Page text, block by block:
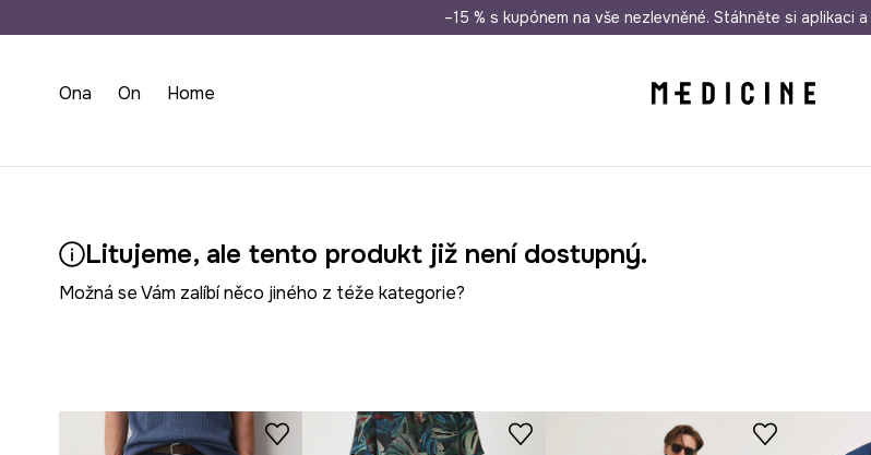
Doprava zdarma při nákupu nad 1 200 Kč Odeslání i do 24
–15 % s kupónem na vše nezlevněné. Stáhněte si aplikaci
Ona On Home
Litujeme, ale tento produkt již není dostupný.
Možná se Vám zalíbí něco jiného z téže kategorie?